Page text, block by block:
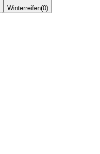
Winterreifen(0)